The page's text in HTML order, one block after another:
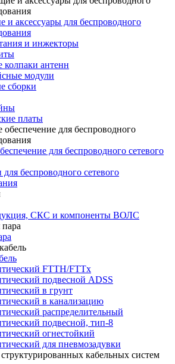
аксессуары для беспроводного
и инжекторы
антенн
модули
сборки
платы
для беспроводного сетевого
беспроводного сетевого
СКС и компоненты ВОЛС
FTTH/FTTx
подвесной ADSS
в грунт
в канализацию
распределительный
подвесной, тип-8
огнестойкий
для пневмозадувки